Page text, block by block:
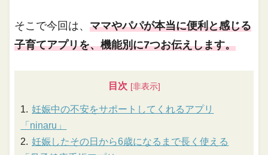
そこで今回は、ママやパパが本当に便利と感じる
子育てアプリを、機能別に7つお伝えします。
目次
妊娠中の不安をサポートしてくれるアプリ
「ninaru」
妊娠したその日から6歳になるまで長く使える